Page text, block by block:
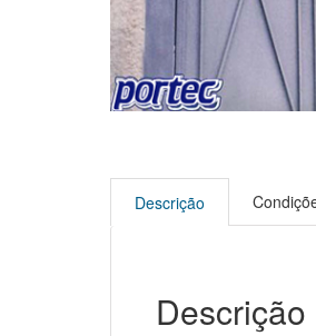
Descrição
Descrição